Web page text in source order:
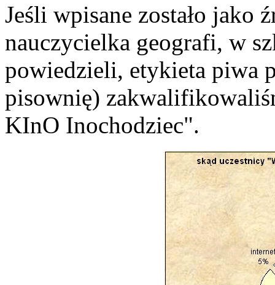
Jeśli wpisane zostało jako
nauczycielka geografi, w
powiedzieli, etykieta piwa
pisownię)
KInO Inochodziec".